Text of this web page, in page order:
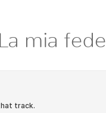
mia fede